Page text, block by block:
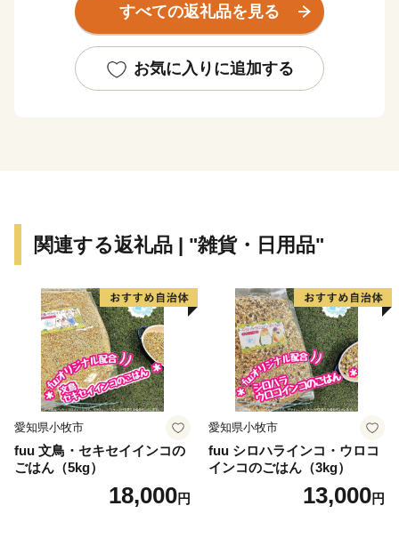
古くから「お札と切手以外は何でも揃う」と言われるほ
また、紙・パルプ製品分野における自治体別「製造品出
今後も適正かつ公正な運営に努めて参りますので、どう
します。
すべての返礼品を見る
お気に入りに追加する
関連する返礼品 | "雑貨・日用品"
愛知県小牧市
fuu 文鳥・セキセイインコの
ごはん（5kg）
18,000円
愛知県小牧市
fuu シロハラインコ・ウロコ
インコのごはん（3kg）
13,000円